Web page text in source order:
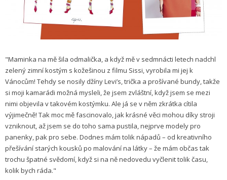
"Maminka na mě šila odmalička, a když mě v sedmnácti letech nadchl
zelený zimní kostým s kožešinou z filmu Sissi, vyrobila mi jej k
Vánocům! Tehdy se nosily džíny Levi’s, trička a prošívané bundy, takže
si moji kamarádi možná mysleli, že jsem zvláštní, když jsem se mezi
nimi objevila v takovém kostýmku. Ale já se v něm zkrátka cítila
výjimečně! Tak moc mě fascinovalo, jak krásné věci mohou díky stroji
vzniknout, až jsem se do toho sama pustila, nejprve modely pro
panenky, pak pro sebe. Dodnes mám tolik nápadů – od kreativního
přešívání starých kousků po malování na látky – že mám občas tak
trochu špatné svědomí, když si na ně nedovedu vyčlenit tolik času,
kolik bych ráda."